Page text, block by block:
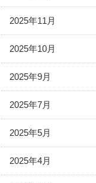
2025年11月
2025年10月
2025年9月
2025年7月
2025年5月
2025年4月